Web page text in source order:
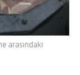
arasındaki